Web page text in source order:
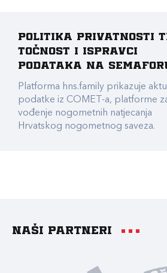
Politika privatnosti
točnost i ispravci
podataka na
Platforma hns.family prikazuje
podatke iz COMET-a, platforme
vođenje nogometnih natjecanja
Hrvatskog nogometnog saveza.
Naši partneri